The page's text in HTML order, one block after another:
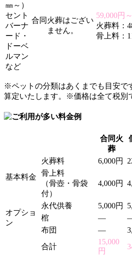
㎜～）
セント
バーナ
ード・
ドーベ
ルマン
など
合同火葬はござい
ません。
59,000円～
火葬料：
骨上料：
※ペットの分類はあくまでも目安で
算定いたします。※価格は全て税別
合同火
葬
基本料金
火葬料 6,000円
骨上料
（骨壺・骨袋
付）
4,000円
オプショ
ン
永代供養 5,000円
棺
—
布団
—
合計
15,000
円